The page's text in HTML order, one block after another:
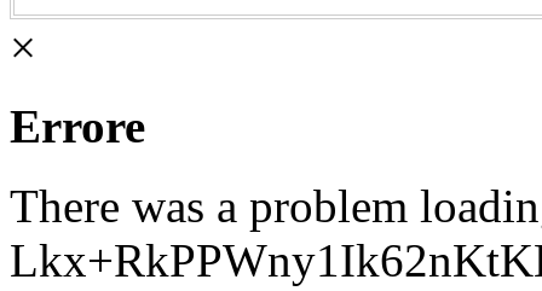
×
Errore
There was a problem